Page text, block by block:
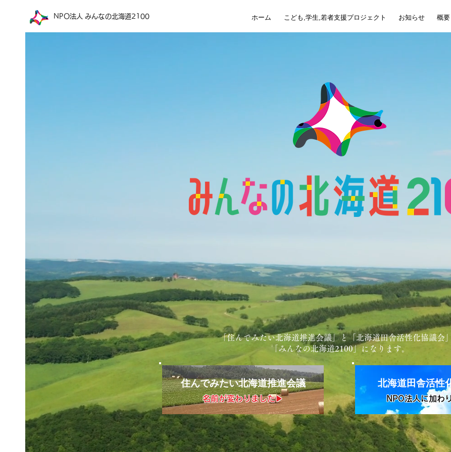
​NPO法人 みんなの北海道2100 ホーム こども,学生,若者支援プロジェクト お知らせ 概要
「住んでみたい北海道推進会議」と「北海道田舎活性化協議会
「みんなの北海道2100」になります。
住んでみたい北海道推進会議
​名前が変わりました▶︎
北海道田舎活性
​NPO法人に加わ